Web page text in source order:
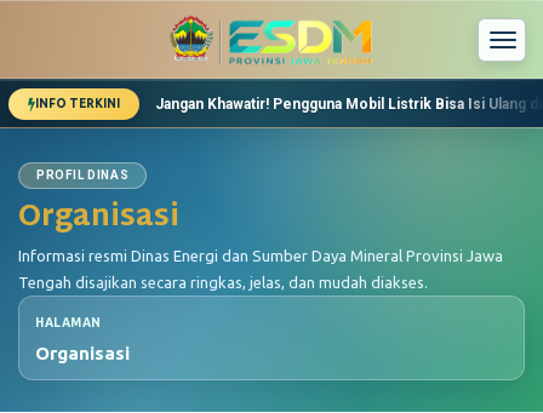
INFO TERKINI Jangan Khawatir! Pengguna Mobil Listrik Bisa Isi Ulang
PROFIL DINAS
Organisasi
Informasi resmi Dinas Energi dan Sumber Daya Mineral Provinsi Jawa
Tengah disajikan secara ringkas, jelas, dan mudah diakses.
HALAMAN
Organisasi